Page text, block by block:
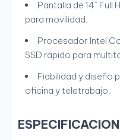
Pantalla de 14”
para movilidad.
Procesador Intel
SSD rápido para
Fiabilidad y diseño
oficina y teletrabajo.